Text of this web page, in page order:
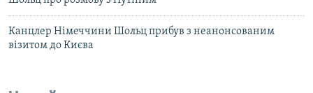
Канцлер Німеччини Шольц прибув з неанонсованим
візитом до Києва